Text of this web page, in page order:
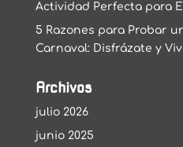
Actividad Perfecta para
5 Razones para Probar
Carnaval: Disfrázate y
Archivos
julio 2026
junio 2025